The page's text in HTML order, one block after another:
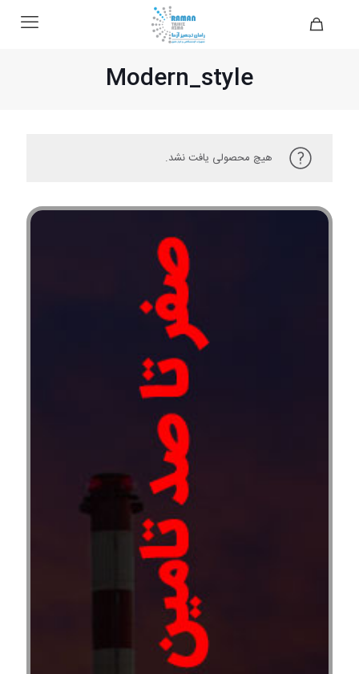
Modern_style
هیچ محصولی یافت نشد.